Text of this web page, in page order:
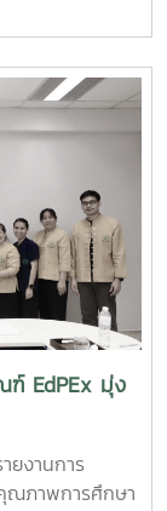
ภาพและได้
เห็ดหลินจือและ
หาวิทยาลัยแม่
ฑ์ EdPEx มุ่ง
ยงานการ
ณภาพการศึกษา